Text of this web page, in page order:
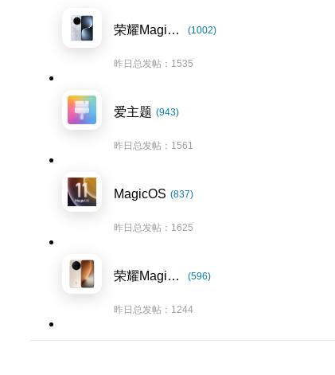
荣耀Magic7系列 (1002)
昨日总发帖：1535
爱主题 (943)
昨日总发帖：1561
MagicOS (837)
昨日总发帖：1625
荣耀Magic8系列 (596)
昨日总发帖：1244